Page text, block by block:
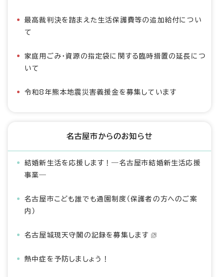
最高裁判決を踏まえた生活保護費等の追加給付につい
て
家庭用ごみ・資源の指定袋に関する臨時措置の延長につ
いて
令和8年熊本地震災害義援金を募集しています
名古屋市からのお知らせ
結婚新生活を応援します！―名古屋市結婚新生活応援
事業―
名古屋市こども誰でも通園制度（保護者の方へのご案
内）
名古屋城現天守閣の記録を募集します
熱中症を予防しましょう！